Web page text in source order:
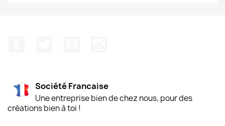
Société Francaise
Une entreprise bien de chez nous, pour des
créations bien à toi !